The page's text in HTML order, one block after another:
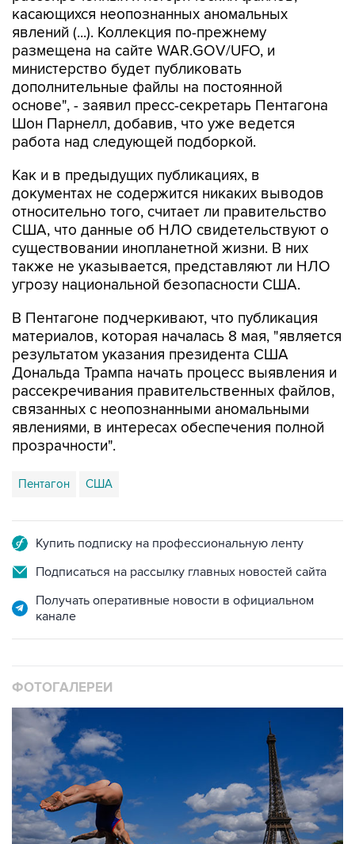
касающихся неопознанных аномальных
явлений (...). Коллекция по-прежнему
размещена на сайте WAR.GOV/UFO, и
министерство будет публиковать
дополнительные файлы на постоянной
основе", - заявил пресс-секретарь Пентагона
Шон Парнелл, добавив, что уже ведется
работа над следующей подборкой.
Как и в предыдущих публикациях, в
документах не содержится никаких выводов
относительно того, считает ли правительство
США, что данные об НЛО свидетельствуют о
существовании инопланетной жизни. В них
также не указывается, представляют ли НЛО
угрозу национальной безопасности США.
В Пентагоне подчеркивают, что публикация
материалов, которая началась 8 мая, "является
результатом указания президента США
Дональда Трампа начать процесс выявления и
рассекречивания правительственных файлов,
связанных с неопознанными аномальными
явлениями, в интересах обеспечения полной
прозрачности".
Пентагон США
Купить подписку на профессиональную ленту
Подписаться на рассылку главных новостей сайта
Получать оперативные новости в официальном
канале
ФОТОГАЛЕРЕИ